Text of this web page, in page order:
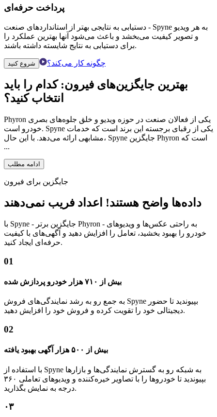
پرداخت حرفه‌ای
دستیابی به نتایجی بهتر از استانداردهای صنعت - Spyne به هر ویدیو
و تصویر کیفیت می‌بخشد و باعث می‌شود آنها بهترین عملکرد را
برای دستیابی به نتایج شایسته داشته باشند.
شروع کنید چگونه کار می‌کند؟
بهترین جایگزین‌های فیرون: کدام را باید
انتخاب کنید؟
Phyron یکی از فعالان صنعت در حوزه ویدیو و خلق جلوه‌های بصری
خودرو است. Spyne یکی از رقبای برجسته این برند است که خدمات
مشابهی ارائه می‌دهد. با این حال، Spyne جایگزین Phyron است که
...
ادامه مطلب
جایگزین برای فیرون
داده‌ها واضح هستند! اعداد فریب نمی‌دهند
با Spyne - جایگزین برتر Phyron - به راحتی عکس‌ها و ویدیوهای
خودرو را بهبود بخشید، تعامل را افزایش دهید و آگهی‌های با کیفیت
حرفه‌ای ایجاد کنید.
01
بیش از ۷۱۰ هزار خودرو پردازش شده
به جمع رو به رشد نمایندگی‌های فروش Spyne بپیوندید تا حضور
دیجیتالی خود را تقویت کرده و فروش خود را افزایش دهید.
02
بیش از ۵۰۰ هزار آگهی بهبود یافته
با استفاده از Spyne به شبکه رو به گسترش نمایندگی‌ها و بازارها
بپیوندید تا خودروها را با تصاویر خیره‌کننده و ویدیوهای تعاملی ۳۶۰
درجه به نمایش بگذارید.
۰۳